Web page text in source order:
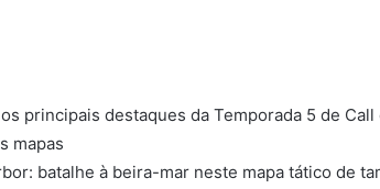
principais destaques da Temporada 5 de
mapas
batalhe à beira-mar neste mapa tático de